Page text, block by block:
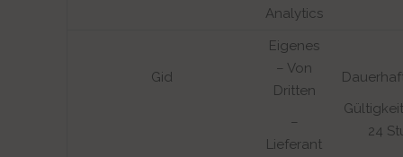
Analytics
Gid
Eigenes
– Von
Dritten
–
Lieferant
24